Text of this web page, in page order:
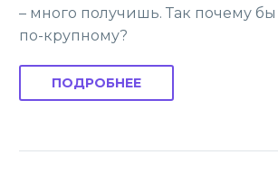
– много получишь. Так почему бы
по-крупному?
ПОДРОБНЕЕ